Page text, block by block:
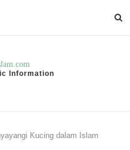
Information
Kucing dalam Islam